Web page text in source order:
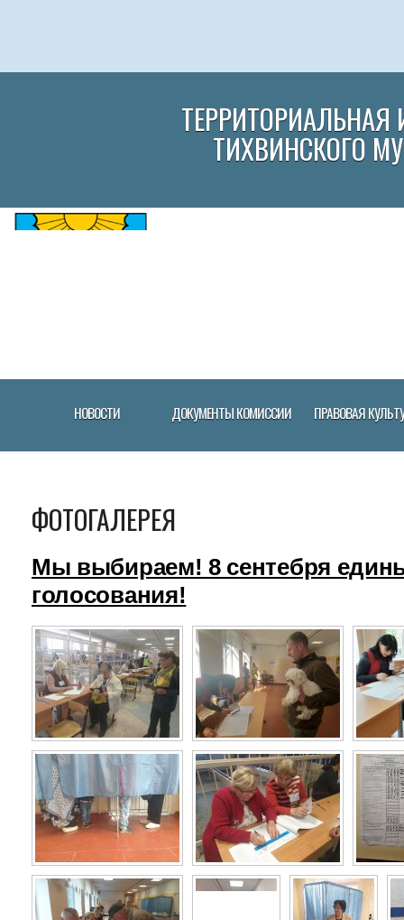
ТИХВИНСКОГО
НОВОСТИ ДОКУМЕНТЫ КОМИССИИ ПРАВОВАЯ
ФОТОГАЛЕРЕЯ
Мы выбираем! 8 сентебря
голосования!